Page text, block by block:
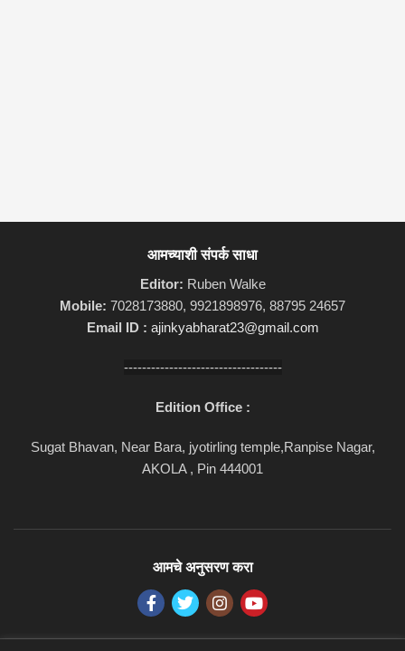
आमच्याशी संपर्क साधा
Editor: Ruben Walke
Mobile: 7028173880, 9921898976, 88795 24657
Email ID : ajinkyabharat23@gmail.com
-----------------------------------
Edition Office :
Sugat Bhavan, Near Bara, jyotirling temple,Ranpise Nagar,
AKOLA , Pin 444001
आमचे अनुसरण करा